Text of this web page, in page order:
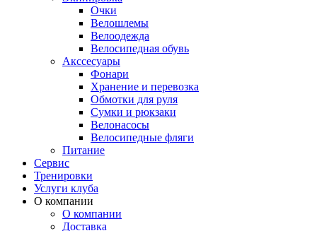
Очки
Велошлемы
Велоодежда
Велосипедная обувь
Акссесуары
Фонари
Хранение и перевозка
Обмотки для руля
Сумки и рюкзаки
Велонасосы
Велосипедные фляги
Питание
Сервис
Тренировки
Услуги клуба
О компании
О компании
Доставка